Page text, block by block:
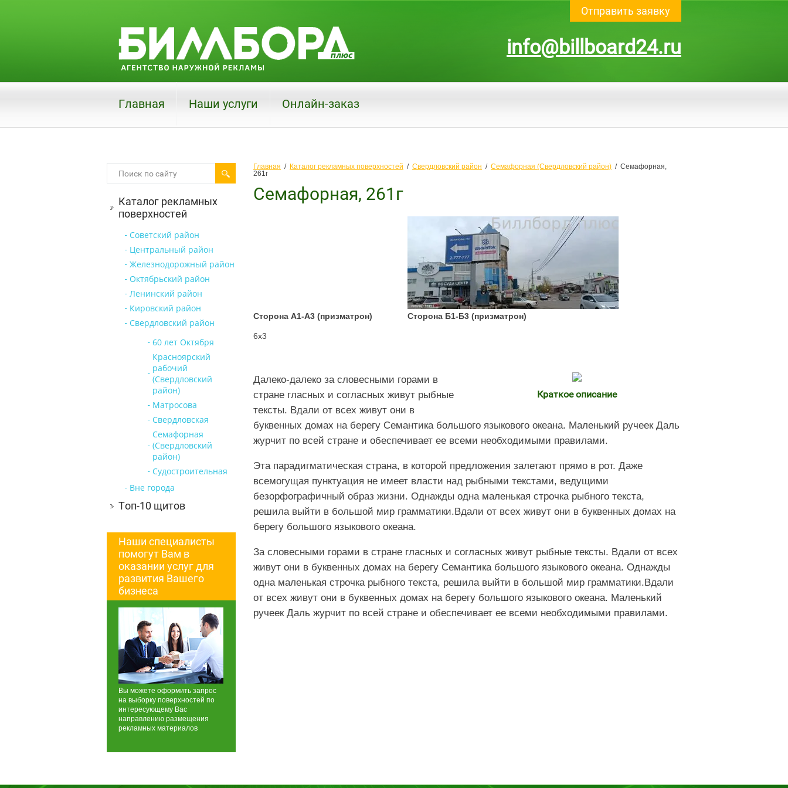
Отправить заявку
info@billboard24.ru
Главная Наши услуги Онлайн-заказ
Каталог рекламных
поверхностей
Советский район
Центральный район
Железнодорожный район
Октябрьский район
Ленинский район
Кировский район
Свердловский район
60 лет Октября
Красноярский
рабочий
(Свердловский
район)
Матросова
Свердловская
Семафорная
(Свердловский
район)
Судостроительная
Вне города
Топ-10 щитов
Наши специалисты
помогут Вам в
оказании услуг для
развития Вашего
бизнеса
Вы можете оформить запрос
на выборку поверхностей по
интересующему Вас
направлению размещения
рекламных материалов
Главная
  /
Каталог рекламных поверхностей
  /
Свердловский район
  /
Семафорная (Свердловский район)
  /  Семафорная,
261г
Семафорная, 261г
Сторона А1-А3 (призматрон) Сторона Б1-Б3 (призматрон)
6х3
Краткое описание
Далеко-далеко за словесными горами в
стране гласных и согласных живут рыбные
тексты. Вдали от всех живут они в
буквенных домах на берегу Семантика большого языкового океана. Маленький ручеек Даль
журчит по всей стране и обеспечивает ее всеми необходимыми правилами.
Эта парадигматическая страна, в которой предложения залетают прямо в рот. Даже
всемогущая пунктуация не имеет власти над рыбными текстами, ведущими
безорфографичный образ жизни. Однажды одна маленькая строчка рыбного текста,
решила выйти в большой мир грамматики.Вдали от всех живут они в буквенных домах на
берегу большого языкового океана.
За словесными горами в стране гласных и согласных живут рыбные тексты. Вдали от всех
живут они в буквенных домах на берегу Семантика большого языкового океана. Однажды
одна маленькая строчка рыбного текста, решила выйти в большой мир грамматики.Вдали
от всех живут они в буквенных домах на берегу большого языкового океана. Маленький
ручеек Даль журчит по всей стране и обеспечивает ее всеми необходимыми правилами.